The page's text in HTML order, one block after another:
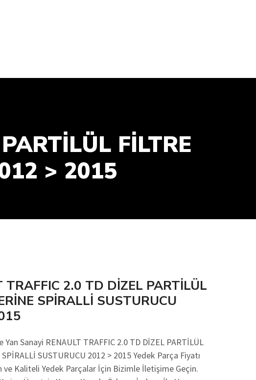
FİLTRE
> 2015
TRAFFIC 2.0 TD DİZEL PARTİLÜL
SPİRALLİ SUSTURUCU
Yan Sanayi RENAULT TRAFFIC 2.0 TD DİZEL PARTİLÜL
SPİRALLİ SUSTURUCU 2012 > 2015 Yedek Parça Fiyatı
ve Kaliteli Yedek Parçalar İçin Bizimle İletişime Geçin.